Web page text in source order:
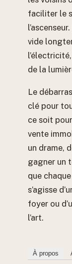
faciliter le
vide
de la
Le
clé pour
ce soit
vente
un drame,
gagner un
que
s’agisse
foyer ou
l’art.
À propos